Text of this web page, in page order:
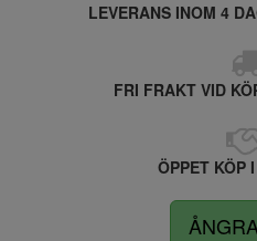
LEVERANS INOM 4
FRI FRAKT VID
ÖPPET KÖP